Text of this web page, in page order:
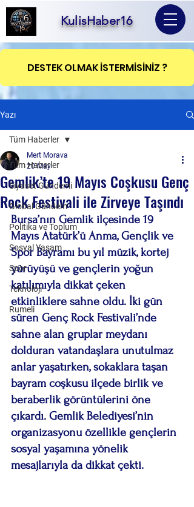
KulisHaber16
DESTEK OLMAK İSTERMİSİNİZ ?
Yazı
Tüm Haberler
Siyaset Gündemi
Global Gündem
Politika ve Toplum
Sosyal Yaşam
Spor
Teknoloji
Rumeli
Tüm Haberler
Gemlik’te 19 Mayıs Coşkusu Genç
Rock Festivali ile Zirveye Taşındı
Mert Morava
20 May
Bursa’nın Gemlik ilçesinde 19
Mayıs Atatürk’ü Anma, Gençlik ve
Spor Bayramı bu yıl müzik, kortej
yürüyüşü ve gençlerin yoğun
katılımıyla dikkat çeken
etkinliklere sahne oldu. İki gün
süren Genç Rock Festivali’nde
sahne alan gruplar meydanı
dolduran vatandaşlara unutulmaz
anlar yaşatırken, sokaklara taşan
bayram coşkusu ilçede birlik ve
beraberlik görüntülerini öne
çıkardı. Gemlik Belediyesi’nin
organizasyonu özellikle gençlerin
sosyal yaşamına yönelik
mesajlarıyla da dikkat çekti.